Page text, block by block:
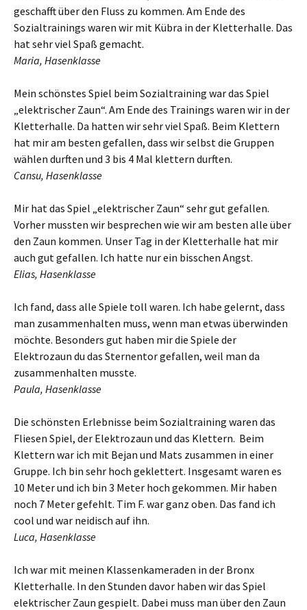
geschafft über den Fluss zu kommen. Am Ende des
Sozialtrainings waren wir mit Kübra in der Kletterhalle. Das
hat sehr viel Spaß gemacht.
Maria, Hasenklasse
Mein schönstes Spiel beim Sozialtraining war das Spiel
„elektrischer Zaun“. Am Ende des Trainings waren wir in der
Kletterhalle. Da hatten wir sehr viel Spaß. Beim Klettern
hat mir am besten gefallen, dass wir selbst die Gruppen
wählen durften und 3 bis 4 Mal klettern durften.
Cansu, Hasenklasse
Mir hat das Spiel „elektrischer Zaun“ sehr gut gefallen.
Vorher mussten wir besprechen wie wir am besten alle über
den Zaun kommen. Unser Tag in der Kletterhalle hat mir
auch gut gefallen. Ich hatte nur ein bisschen Angst.
Elias, Hasenklasse
Ich fand, dass alle Spiele toll waren. Ich habe gelernt, dass
man zusammenhalten muss, wenn man etwas überwinden
möchte. Besonders gut haben mir die Spiele der
Elektrozaun du das Sternentor gefallen, weil man da
zusammenhalten musste.
Paula, Hasenklasse
Die schönsten Erlebnisse beim Sozialtraining waren das
Fliesen Spiel, der Elektrozaun und das Klettern. Beim
Klettern war ich mit Bejan und Mats zusammen in einer
Gruppe. Ich bin sehr hoch geklettert. Insgesamt waren es
10 Meter und ich bin 3 Meter hoch gekommen. Mir haben
noch 7 Meter gefehlt. Tim F. war ganz oben. Das fand ich
cool und war neidisch auf ihn.
Luca, Hasenklasse
Ich war mit meinen Klassenkameraden in der Bronx
Kletterhalle. In den Stunden davor haben wir das Spiel
elektrischer Zaun gespielt. Dabei muss man über den Zaun